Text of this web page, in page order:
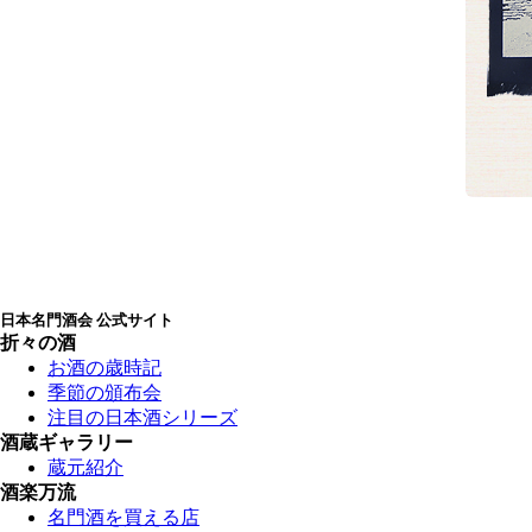
日本名門酒会 公式サイト
折々の酒
お酒の歳時記
季節の頒布会
注目の日本酒シリーズ
酒蔵ギャラリー
蔵元紹介
酒楽万流
名門酒を買える店